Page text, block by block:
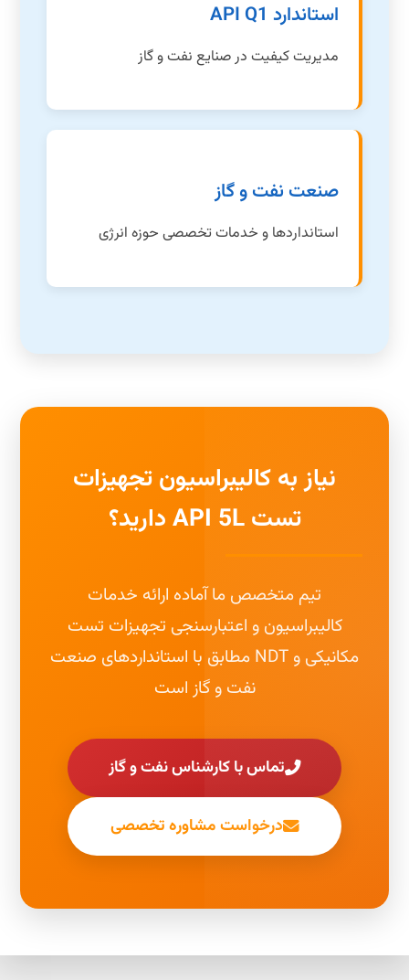
استاندارد API Q1
مدیریت کیفیت در صنایع نفت و گاز
صنعت نفت و گاز
استانداردها و خدمات تخصصی حوزه انرژی
نیاز به کالیبراسیون تجهیزات
تست API 5L دارید؟
تیم متخصص ما آماده ارائه خدمات
کالیبراسیون و اعتبارسنجی تجهیزات تست
مکانیکی و NDT مطابق با استانداردهای صنعت
نفت و گاز است
تماس با کارشناس نفت و گاز
درخواست مشاوره تخصصی